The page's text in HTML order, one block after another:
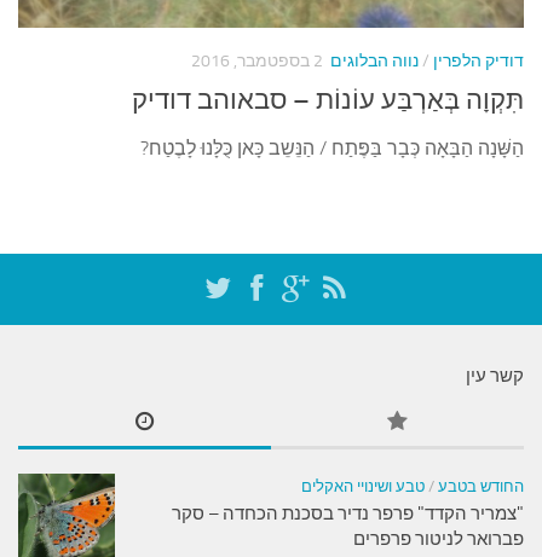
עצות סבתא
סבתא מספרת
נווה הבלוגים
קשר משפחתי
דודיק הלפרין /נווה הבלוגים 2 בספטמבר, 2016
תִּקְוָה בְּאַרְבַּע עוֹנוֹת – סבאוהב דודיק
הַשָּׁנָה הַבָּאָה כְּבָר בַּפֶּתַח / הַנֵּשֵב כָּאן כֻּלָּנוּ לָבֶטַח?
קשר עין
החודש בטבע / טבע ושינויי האקלים
"צמריר הקדד" פרפר נדיר בסכנת הכחדה – סקר
פברואר לניטור פרפרים